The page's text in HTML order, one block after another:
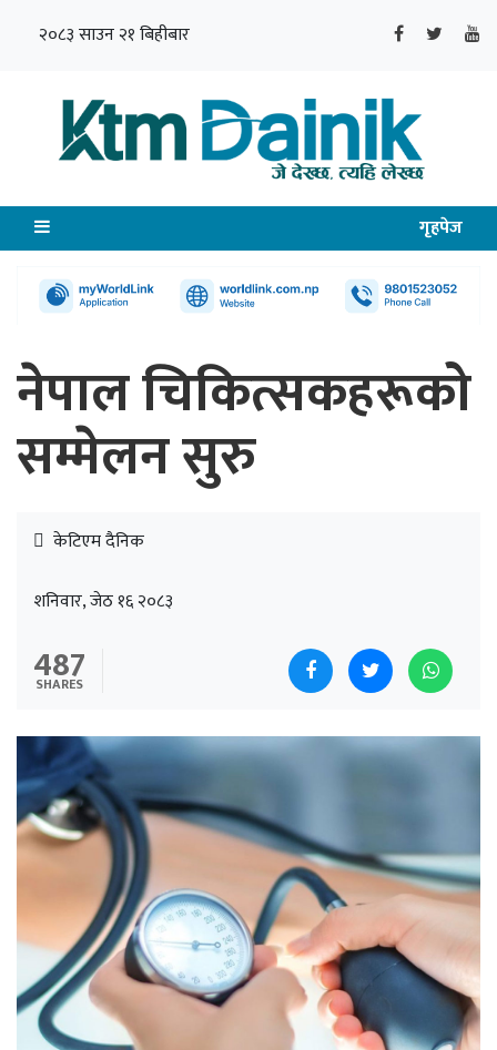
२०८३ साउन २१ बिहीबार
गृहपेज
नेपाल चिकित्सकहरूको
सम्मेलन सुरु
केटिएम दैनिक
शनिवार, जेठ १६ २०८३
487
SHARES